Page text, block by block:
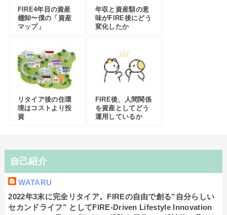
FIRE4年目の資産
棚卸〜僕の「資産
マップ」
年収と資産額の意
味がFIRE後にどう
変化したか
リタイア後の住環
境はコストより投
資
FIRE後、人間関係
を資産としてどう
運用しているか
自己紹介
WATARU
2022年3末に完全リタイア。FIREの自由で創る”自分らしい
セカンドライフ” としてFIRE-Driven Lifestyle Innovation